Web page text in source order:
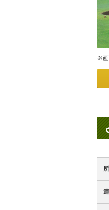
※画